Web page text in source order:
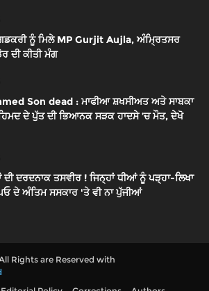
ਨੂੰ ਮਿਲੇ MP Gurjit Aujla, ਅੰਮ੍ਰਿਤਸਰ
ਦੀ ਕੀਤੀ ਮੰਗ
Son dead : ਮਾਫੀਆ ਸ਼ਖਸੀਅਤ ਅਤੇ ਸਾਬਕਾ
ਦੇ ਪੁੱਤ ਦੀ ਭਿਆਨਕ ਸੜਕ ਹਾਦਸੇ ’ਚ ਮੌਤ, ਦੇਖੋ
ਦਰਦਨਾਕ ਤਸਵੀਰ ! ਜਿਨ੍ਹਾਂ ਧੀਆਂ ਨੂੰ ਪੜ੍ਹਾ-ਲਿਖਾ
ਦੇ ਅੰਤਿਮ ਸਸਕਾਰ 'ਤੇ ਵੀ ਨਾ ਪੁੱਜੀਆਂ
Rights are Reserved with